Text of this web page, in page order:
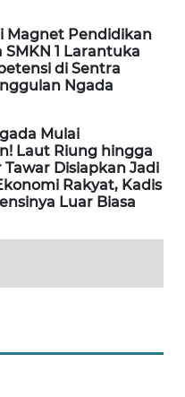
Magnet Pendidikan
SMKN 1 Larantuka
di Sentra
Ngada
Mulai
Laut Riung hingga
Disiapkan Jadi
Rakyat, Kadis
Luar Biasa